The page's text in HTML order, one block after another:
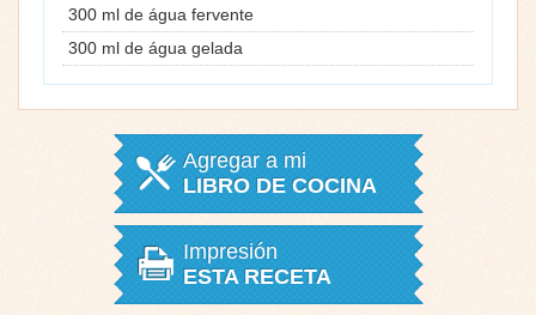
300 ml de água fervente
300 ml de água gelada
Agregar a mi
LIBRO DE COCINA
Impresión
ESTA RECETA